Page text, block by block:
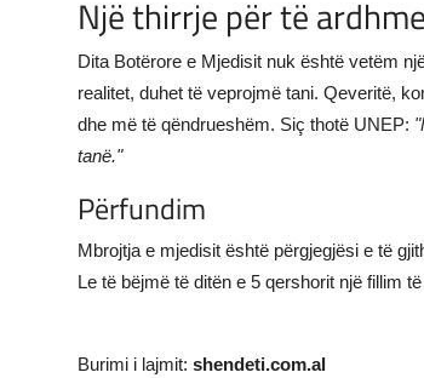
Një thirrje për të
Dita Botërore e Mjedisit nuk është vetëm
realitet, duhet të veprojmë tani. Qeveritë,
dhe më të qëndrueshëm. Siç thotë UNEP:
tanë."
Përfundim
Mbrojtja e mjedisit është përgjegjësi e të
Le të bëjmë të ditën e 5 qershorit një fillim
Burimi i lajmit: shendeti.com.al